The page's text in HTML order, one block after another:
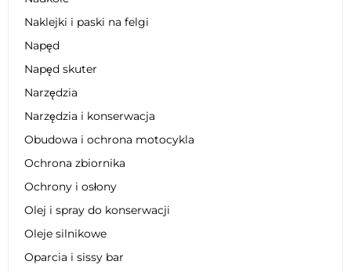
Naklejki i paski na felgi
Napęd
Napęd skuter
Narzędzia
Narzędzia i konserwacja
Obudowa i ochrona motocykla
Ochrona zbiornika
Ochrony i osłony
Olej i spray do konserwacji
Oleje silnikowe
Oparcia i sissy bar